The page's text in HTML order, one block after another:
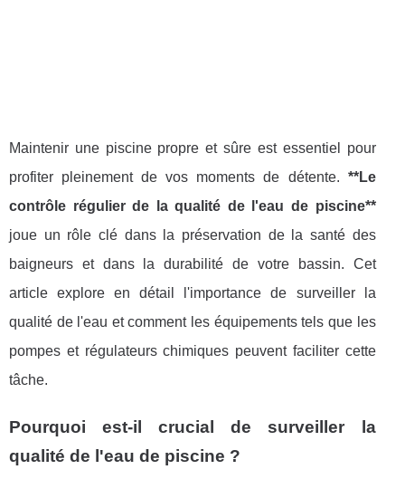
Maintenir une piscine propre et sûre est essentiel pour
profiter pleinement de vos moments de détente. **Le
contrôle régulier de la qualité de l'eau de piscine**
joue un rôle clé dans la préservation de la santé des
baigneurs et dans la durabilité de votre bassin. Cet
article explore en détail l'importance de surveiller la
qualité de l'eau et comment les équipements tels que les
pompes et régulateurs chimiques peuvent faciliter cette
tâche.
Pourquoi est-il crucial de surveiller la
qualité de l'eau de piscine ?